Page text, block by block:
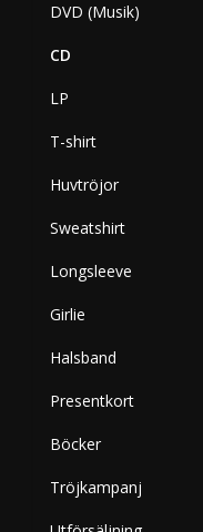
DVD (Musik)
CD
LP
T-shirt
Huvtröjor
Sweatshirt
Longsleeve
Girlie
Halsband
Presentkort
Böcker
Tröjkampanj